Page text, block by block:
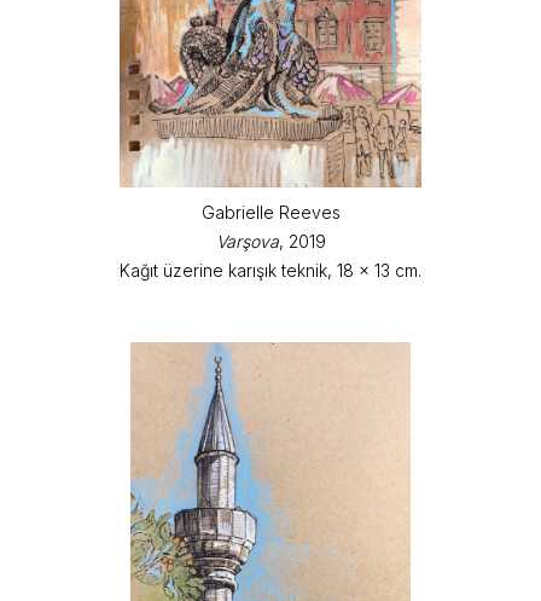
Gabrielle Reeves
Varşova, 2019
Kağıt üzerine karışık teknik, 18 x 13 cm.